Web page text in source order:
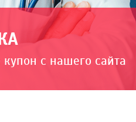
купон с нашего сайта